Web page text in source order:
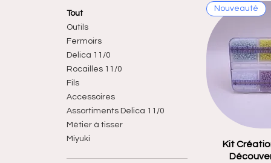
Tout
Outils
Fermoirs
Delica 11/0
Rocailles 11/0
Fils
Accessoires
Assortiments Delica 11/0
Métier à tisser
Miyuki
Nouveauté
Kit